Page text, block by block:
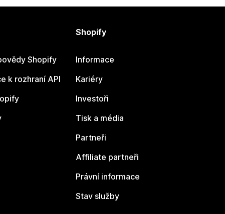
Shopify
k rozhraní API
Shopify
Informace
Kariéry
Investoři
Tisk a média
Partneři
Affiliate partneři
Právní informace
Stav služby